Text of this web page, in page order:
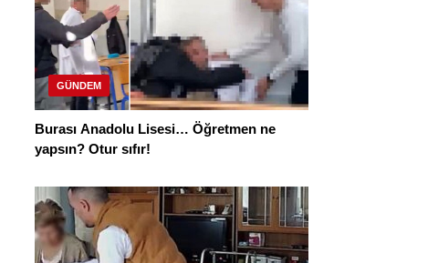
GÜNDEM
Burası Anadolu Lisesi… Öğretmen ne
yapsın? Otur sıfır!